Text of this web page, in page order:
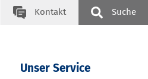
Kontakt Suche
Unser Service